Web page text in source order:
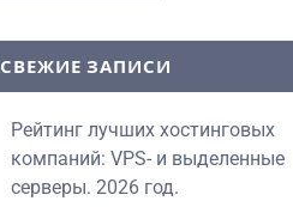
СВЕЖИЕ ЗАПИСИ
Рейтинг лучших хостинговых
компаний: VPS- и выделенные
серверы. 2026 год.